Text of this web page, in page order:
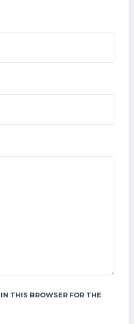
THIS BROWSER FOR THE